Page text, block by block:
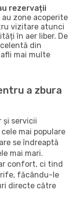
rezervații
zone acoperite
vizitare atunci
în aer liber. De
din
mai multe
a zbura
și servicii
mai populare
se îndreaptă
mai mari.
confort, ci tind
făcându-le
directe către